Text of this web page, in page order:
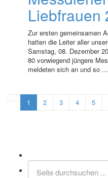
Liebfrauen
Zur ersten gemeinsamen
hatten die Leiter aller
Samstag, 08. Dezember
80 vorwiegend jüngere
meldeten sich an und so ...
1 2 3 4 5